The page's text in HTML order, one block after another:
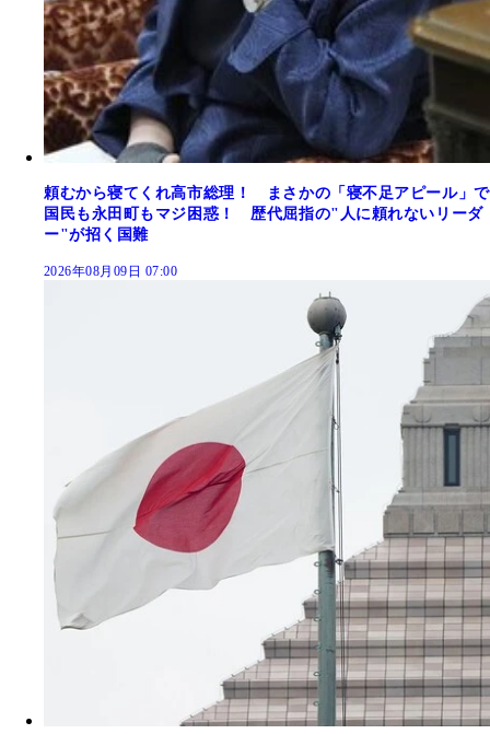
頼むから寝てくれ高市総理！ まさかの「寝不足アピール」で
国民も永田町もマジ困惑！ 歴代屈指の"人に頼れないリーダ
ー"が招く国難
2026年08月09日 07:00